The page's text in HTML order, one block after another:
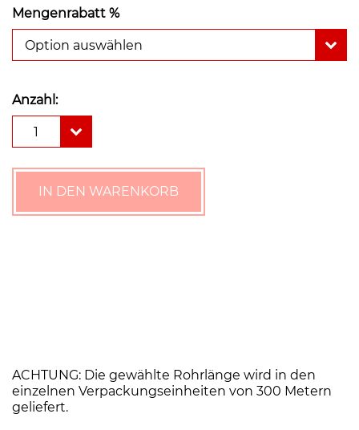
Mengenrabatt %
Option auswählen
Anzahl:
Heizrohr
x
Fußbodenheizung
1
IN DEN WARENKORB
ACHTUNG: Die gewählte Rohrlänge wird in den
einzelnen Verpackungseinheiten von 300 Metern
geliefert.